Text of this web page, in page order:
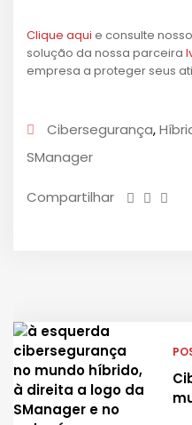
Clique aqui e consulte
solução da nossa parceira
empresa a proteger seus
Cibersegurança,
SManager
Compartilhar